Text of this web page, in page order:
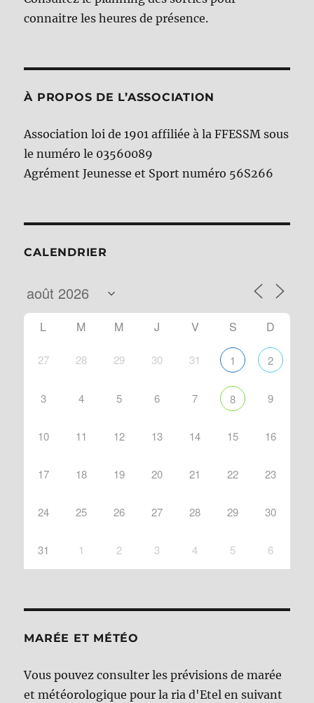
connaitre les heures de présence.
À PROPOS DE L’ASSOCIATION
Association loi de 1901 affiliée à la FFESSM sous
le numéro le 03560089
Agrément Jeunesse et Sport numéro 56S266
CALENDRIER
L M M J V S D
27 28 29 30 31 1 2
3 4 5 6 7 8 9
10 11 12 13 14 15 16
17 18 19 20 21 22 23
24 25 26 27 28 29 30
31 1 2 3 4 5 6
MARÉE ET MÉTÉO
Vous pouvez consulter les prévisions de marée
et météorologique pour la ria d'Etel en suivant